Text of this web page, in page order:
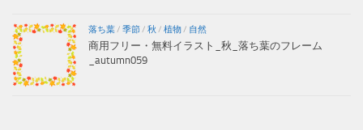
落ち葉/ 季節/ 秋 / 植物/ 自然
商用フリー・無料イラスト_秋_落ち葉のフレーム
_autumn059